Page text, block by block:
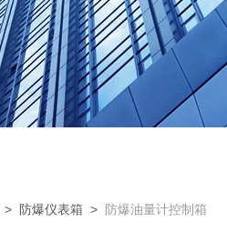
> 防爆仪表箱 > 防爆油量计控制箱